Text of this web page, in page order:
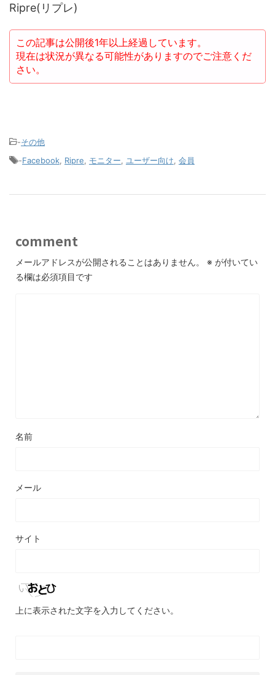
Ripre(リプレ)
この記事は公開後1年以上経過しています。
現在は状況が異なる可能性がありますのでご注意くだ
さい。
-その他
-Facebook Ripre モニター ユーザー向け 会員
comment
メールアドレスが公開されることはありません。 ※ が付いてい
る欄は必須項目です
名前
メール
サイト
上に表示された文字を入力してください。